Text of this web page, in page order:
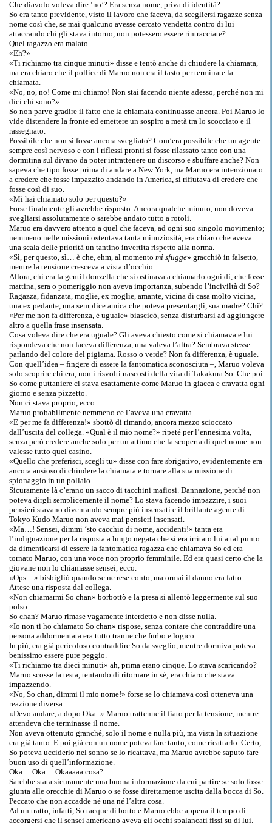
Che diavolo voleva dire ‘no’? Era senza nome, priva di identità?
So era tanto previdente, visto il lavoro che faceva, da scegliersi ragazze senza
nome così che, se mai qualcuno avesse cercato vendetta contro di lui
attaccando chi gli stava intorno, non potessero essere rintracciate?
Quel ragazzo era malato.
«Eh?»
«Ti richiamo tra cinque minuti» disse e tentò anche di chiudere la chiamata,
ma era chiaro che il pollice di Maruo non era il tasto per terminate la
chiamata.
«No, no, no! Come mi chiamo! Non stai facendo niente adesso, perché non mi
dici chi sono?»
So non parve gradire il fatto che la chiamata continuasse ancora. Poi Maruo lo
vide distendere la fronte ed emettere un sospiro a metà tra lo scocciato e il
rassegnato.
Possibile che non si fosse ancora svegliato? Com’era possibile che un agente
sempre così nervoso e con i riflessi pronti si fosse rilassato tanto con una
dormitina sul divano da poter intrattenere un discorso e sbuffare anche? Non
sapeva che tipo fosse prima di andare a New York, ma Maruo era intenzionato
a credere che fosse impazzito andando in America, si rifiutava di credere che
fosse così di suo.
«Mi hai chiamato solo per questo?»
Forse finalmente gli avrebbe risposto. Ancora qualche minuto, non doveva
svegliarsi assolutamente o sarebbe andato tutto a rotoli.
Maruo era davvero attento a quel che faceva, ad ogni suo singolo movimento;
nemmeno nelle missioni ostentava tanta minuziosità, era chiaro che aveva
una scala delle priorità un tantino invertita rispetto alla norma.
«Sì, per questo, sì… è che, ehm, al momento mi sfugge» gracchiò in falsetto,
mentre la tensione cresceva a vista d’occhio.
Allora, chi era la gentil donzella che si ostinava a chiamarlo ogni dì, che fosse
mattina, sera o pomeriggio non aveva importanza, subendo l’inciviltà di So?
Ragazza, fidanzata, moglie, ex moglie, amante, vicina di casa molto vicina,
una ex pedante, una semplice amica che poteva presentargli, sua madre? Chi?
«Per me non fa differenza, è uguale» biascicò, senza disturbarsi ad aggiungere
altro a quella frase insensata.
Cosa voleva dire che era uguale? Gli aveva chiesto come si chiamava e lui
rispondeva che non faceva differenza, una valeva l’altra? Sembrava stesse
parlando del colore del pigiama. Rosso o verde? Non fa differenza, è uguale.
Con quell’idea – fingere di essere la fantomatica sconosciuta –, Maruo voleva
solo scoprire chi era, non i risvolti nascosti della vita di Takakura So. Che poi
So come puttaniere ci stava esattamente come Maruo in giacca e cravatta ogni
giorno e senza pizzetto.
Non ci stava proprio, ecco.
Maruo probabilmente nemmeno ce l’aveva una cravatta.
«E per me fa differenza!» sbottò di rimando, ancora mezzo scioccato
dall’uscita del collega. «Qual è il mio nome?» ripeté per l’ennesima volta,
senza però credere anche solo per un attimo che la scoperta di quel nome non
valesse tutto quel casino.
«Quello che preferisci, scegli tu» disse con fare sbrigativo, evidentemente era
ancora ansioso di chiudere la chiamata e tornare alla sua missione di
spionaggio in un pollaio.
Sicuramente là c’erano un sacco di tacchini mafiosi. Dannazione, perché non
poteva dirgli semplicemente il nome? Lo stava facendo impazzire, i suoi
pensieri stavano diventando sempre più insensati e il brillante agente di
Tokyo Kudo Maruo non aveva mai pensieri insensati.
«Ma…! Sensei, dimmi ‘sto cacchio di nome, accidenti!» tanta era
l’indignazione per la risposta a lungo negata che si era irritato lui a tal punto
da dimenticarsi di essere la fantomatica ragazza che chiamava So ed era
tornato Maruo, con una voce non proprio femminile. Ed era quasi certo che la
giovane non lo chiamasse sensei, ecco.
«Ops…» bisbigliò quando se ne rese conto, ma ormai il danno era fatto.
Attese una risposta dal collega.
«Non chiamarmi So chan» borbottò e la presa si allentò leggermente sul suo
polso.
So chan? Maruo rimase vagamente interdetto e non disse nulla.
«Io non ti ho chiamato So chan» rispose, senza contare che contraddire una
persona addormentata era tutto tranne che furbo e logico.
In più, era già pericoloso contraddire So da sveglio, mentre dormiva poteva
benissimo essere pure peggio.
«Ti richiamo tra dieci minuti» ah, prima erano cinque. Lo stava scaricando?
Maruo scosse la testa, tentando di ritornare in sé; era chiaro che stava
impazzendo.
«No, So chan, dimmi il mio nome!» forse se lo chiamava così otteneva una
reazione diversa.
«Devo andare, a dopo Oka–» Maruo trattenne il fiato per la tensione, mentre
attendeva che terminasse il nome.
Non aveva ottenuto granché, solo il nome e nulla più, ma vista la situazione
era già tanto. E poi già con un nome poteva fare tanto, come ricattarlo. Certo,
So poteva ucciderlo nel sonno se lo ricattava, ma Maruo avrebbe saputo fare
buon uso di quell’informazione.
Oka… Oka… Okaaaaa cosa?
Sarebbe stata sicuramente una buona informazione da cui partire se solo fosse
giunta alle orecchie di Maruo o se fosse direttamente uscita dalla bocca di So.
Peccato che non accadde né una né l’altra cosa.
Ad un tratto, infatti, So tacque di botto e Maruo ebbe appena il tempo di
accorgersi che il sensei americano aveva gli occhi spalancati fissi su di lui.